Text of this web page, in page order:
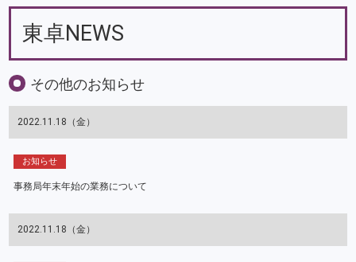
東卓NEWS
その他のお知らせ
2022.11.18（金）
お知らせ
事務局年末年始の業務について
2022.11.18（金）